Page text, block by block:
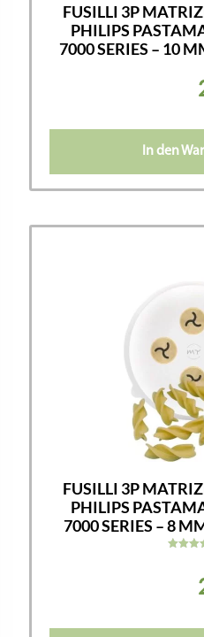
FUSILLI 3P
PHILIPS
7000 SERIES – 10
In den
FUSILLI 3P
PHILIPS
7000 SERIES – 8
von 5